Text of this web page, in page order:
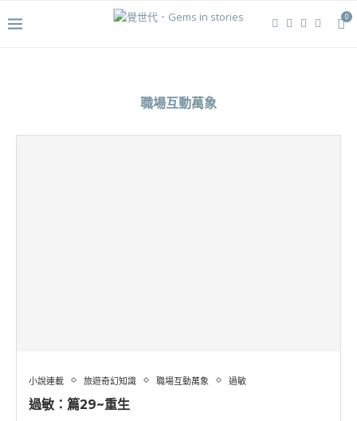
0
職場互動萬象
小說連載 旅遊奇幻知識 職場互動萬象 過敏
過敏：篇29~重生